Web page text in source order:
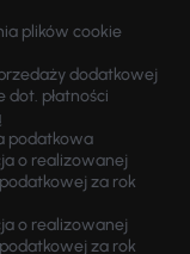
plików cookie
dodatkowej
dot. płatności
podatkowa
o realizowanej
za rok
o realizowanej
za rok